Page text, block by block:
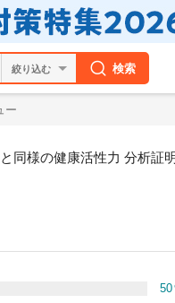
絞り込む 検索
ー
同様の健康活性力 分析証
50